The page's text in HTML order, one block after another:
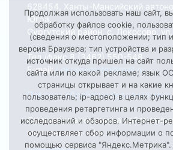
628454, Ханты-Мансийский
Югра,
Сургутский район, с. Локосово,
Тел./факс 8 (3462) 550-548
E-mail:Lokosovoadm@mail.ru
Порядок обработки
Смещение времени на сайте
московского: +2 ч.
Продолжая использовать наш сайт,
обработку файлов cookie,
(сведения о местоположении; тип
версия Браузера; тип устройства и
источник откуда пришел на сайт
сайта или по какой рекламе; язык
страницы открывает и на какие
пользователь; ip-адрес) в целях
проведения ретаргетинга и
исследований и обзоров. Интернет-
осуществляет сбор информации о
помощью сервиса "Яндекс.Метрика".